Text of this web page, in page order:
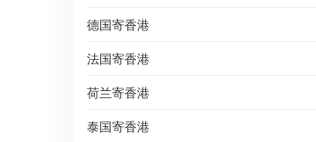
德国寄香港
法国寄香港
荷兰寄香港
泰国寄香港